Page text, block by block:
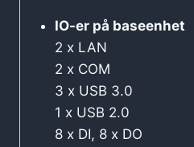
IO-er på baseenhet
2 x LAN
2 x COM
3 x USB 3.0
1 x USB 2.0
8 x DI, 8 x DO